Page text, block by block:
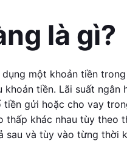
là gì?
một khoản tiền
tiền. Lãi suất
gửi hoặc cho vay
khác nhau tùy theo
sau và tùy vào từng thời